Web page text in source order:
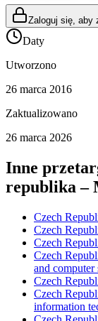
Zaloguj się, aby
Daty
Utworzono
26 marca 2016
Zaktualizowano
26 marca 2026
Inne
republika –
Czech
Czech
Czech
Czech
and computer
Czech
Czech
information